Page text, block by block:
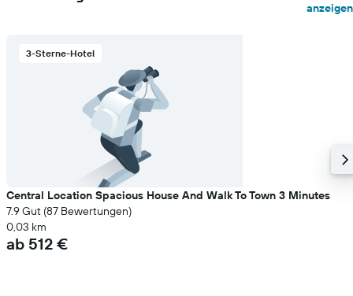
anzeigen
3-Sterne-Hotel
Central Location Spacious House And Walk To Town 3 Minutes
7.9 Gut (87 Bewertungen)
0,03 km
ab 512 €